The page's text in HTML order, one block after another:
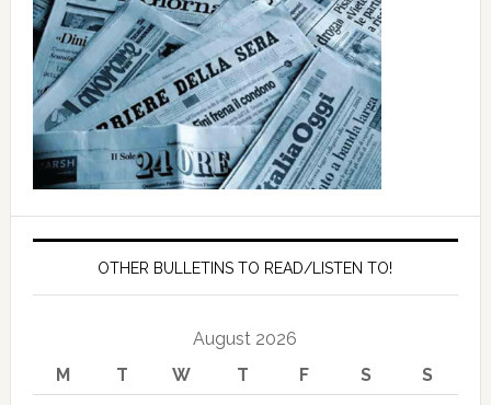
OTHER BULLETINS TO READ/LISTEN TO!
August 2026
M
T W T F S S